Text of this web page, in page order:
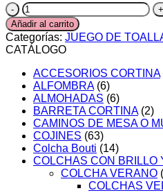
JUEGO
DE
TOALLAS
3
PIEZAS
100%
Fuxia
cantidad
Añadir al carrito
Categorías: JUEGO DE
CATÁLOGO
ACCESORIOS CORTINA
ALFOMBRA (6)
ALMOHADAS (6)
BARRETA CORTINA (2)
CAMINOS DE MESA O
COJINES (63)
Colcha Bouti (14)
COLCHAS CON BRILLO
COLCHA VERANO
COLCHAS